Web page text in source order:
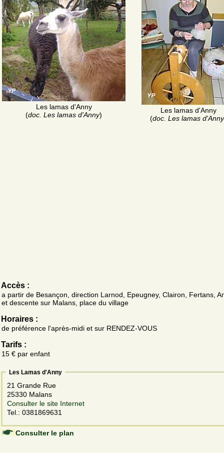
Les lamas d'Anny
(doc. Les lamas d'Anny)
Les lamas d'Anny
(doc. Les lamas d'Anny
Accès :
a partir de Besançon, direction Larnod, Epeugney, Clairon, Fertans,
et descente sur Malans, place du village
Horaires :
de préférence l'après-midi et sur RENDEZ-VOUS
Tarifs :
15 € par enfant
Les Lamas d'Anny
21 Grande Rue
25330 Malans
Consulter le site Internet
Tel.: 0381869631
Consulter le plan